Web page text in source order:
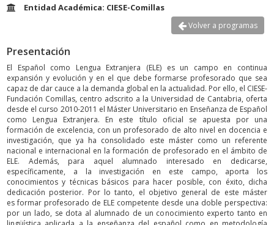
Entidad Académica: CIESE-Comillas
Volver a programas
Presentación
El Español como Lengua Extranjera (ELE) es un campo en continua
expansión y evolución y en el que debe formarse profesorado que sea
capaz de dar cauce a la demanda global en la actualidad. Por ello, el CIESE-
Fundación Comillas, centro adscrito a la Universidad de Cantabria, oferta
desde el curso 2010-2011 el Máster Universitario en Enseñanza de Español
como Lengua Extranjera. En este título oficial se apuesta por una
formación de excelencia, con un profesorado de alto nivel en docencia e
investigación, que ya ha consolidado este máster como un referente
nacional e internacional en la formación de profesorado en el ámbito de
ELE. Además, para aquel alumnado interesado en dedicarse,
específicamente, a la investigación en este campo, aporta los
conocimientos y técnicas básicos para hacer posible, con éxito, dicha
dedicación posterior. Por lo tanto, el objetivo general de este máster
es formar profesorado de ELE competente desde una doble perspectiva:
por un lado, se dota al alumnado de un conocimiento experto tanto en